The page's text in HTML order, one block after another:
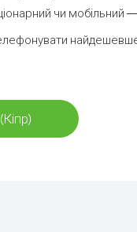
чи мобільний —